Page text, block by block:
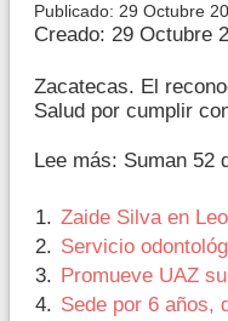
Publicado: 29 Octubre
Creado: 29 Octubre
Zacatecas. El
Salud por cumplir
Lee más: Suman 52
Zaide Silva en
Servicio
Promueve UAZ
Sede por 6 años,